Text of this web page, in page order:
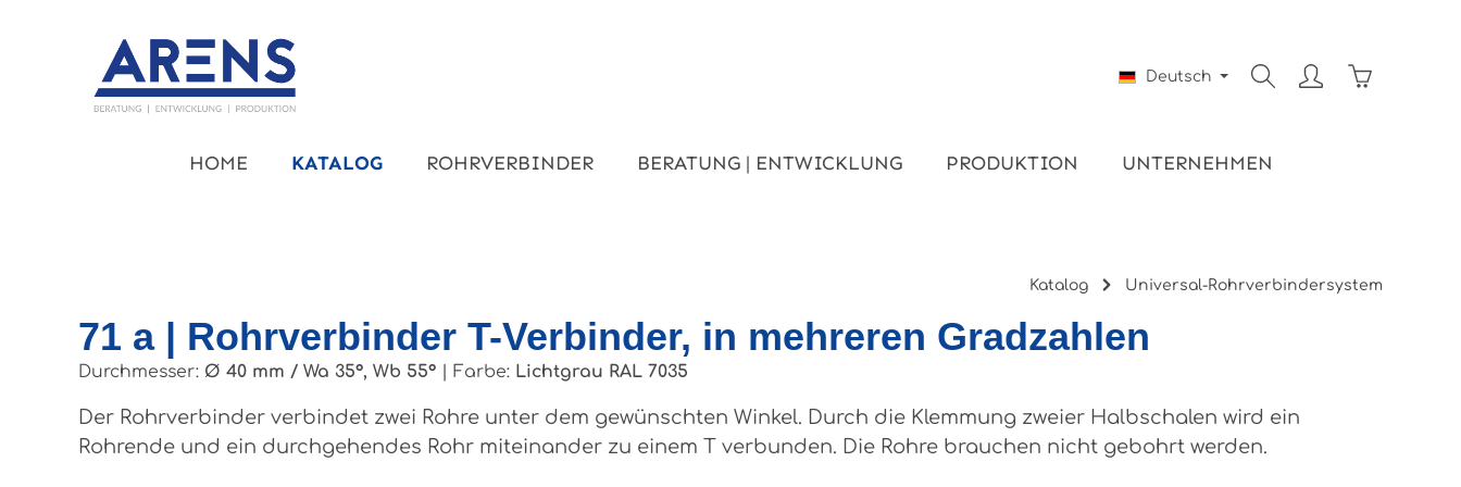
Hauptinhalt springen
Zur Hauptnavigation springen
Deutsch
HOME KATALOG ROHRVERBINDER BERATUNG | ENTWICKLUNG PRODUKTION UNTERNEHMEN
Katalog Universal-Rohrverbindersystem
71 a | Rohrverbinder T-Verbinder, in mehreren Gradzahlen
Durchmesser: Ø 40 mm / Wa 35°, Wb 55° Farbe: Lichtgrau RAL 7035
Der Rohrverbinder verbindet zwei Rohre unter dem gewünschten Winkel. Durch die Klemmung zweier Halbschalen wird ein
Rohrende und ein durchgehendes Rohr miteinander zu einem T verbunden. Die Rohre brauchen nicht gebohrt werden.